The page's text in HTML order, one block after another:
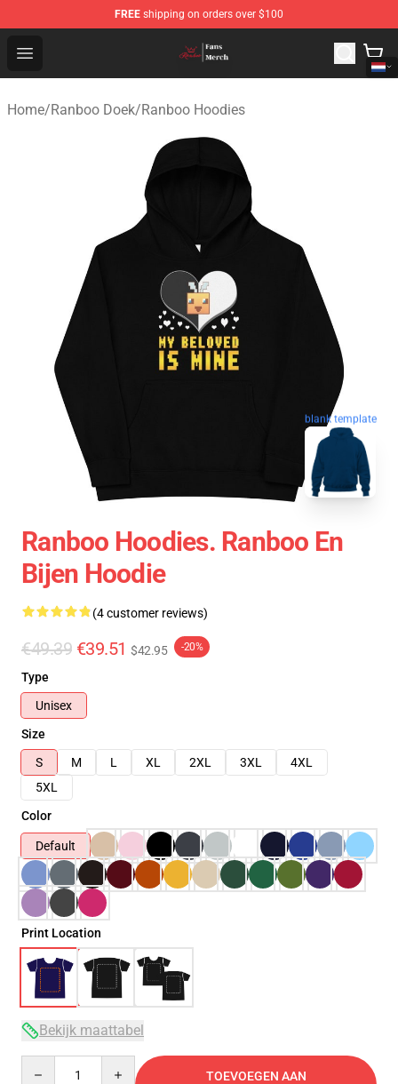
FREE shipping on orders over $100
Open menu
Ranboo Shop - Official Ranboo Merchandise Store
Home/Ranboo Doek/Ranboo Hoodies
blank template
Ranboo Hoodies. Ranboo En
Bijen Hoodie
(4 customer reviews)
€49.39 €39.51 $42.95 -20%
Type
Unisex
Size
S
M L XL 2XL 3XL
4XL
5XL
Color
Default
Print Location
Bekijk maattabel
TOEVOEGEN AAN